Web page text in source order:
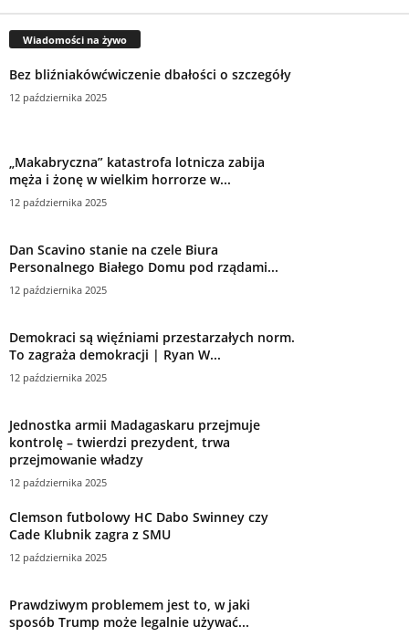
Wiadomości na żywo
Bez bliźniakówćwiczenie dbałości o szczegóły
12 października 2025
„Makabryczna” katastrofa lotnicza zabija
męża i żonę w wielkim horrorze w...
12 października 2025
Dan Scavino stanie na czele Biura
Personalnego Białego Domu pod rządami...
12 października 2025
Demokraci są więźniami przestarzałych norm.
To zagraża demokracji | Ryan W...
12 października 2025
Jednostka armii Madagaskaru przejmuje
kontrolę – twierdzi prezydent, trwa
przejmowanie władzy
12 października 2025
Clemson futbolowy HC Dabo Swinney czy
Cade Klubnik zagra z SMU
12 października 2025
Prawdziwym problemem jest to, w jaki
sposób Trump może legalnie używać...